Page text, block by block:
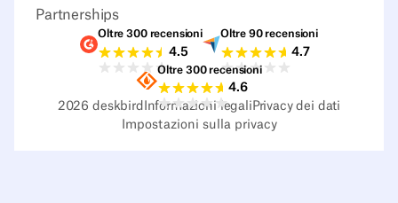
Partnerships
Valutazioni G2
Oltre 300 recensioni
4.5
Valutazioni Capterra
Oltre 90 recensioni
4.7
Valutazioni Sourceforge
Oltre 300 recensioni
4.6
2026 deskbird Informazioni legali Privacy dei dati
Impostazioni sulla privacy